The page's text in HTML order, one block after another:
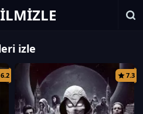
izle
6.2 7.3